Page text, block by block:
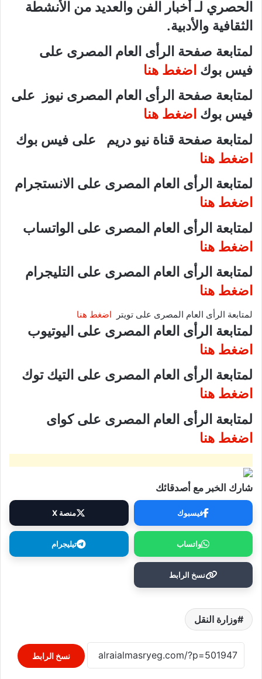
الحصري لـ أخبار الفن والعديد من الأنشطة
الثقافية والأدبية.
لمتابعة صفحة الرأى العام المصرى على
فيس بوك اضغط هنا
لمتابعة صفحة الرأى العام المصرى نيوز على
فيس بوك اضغط هنا
لمتابعة صفحة قناة نيو دريم على فيس بوك
اضغط هنا
لمتابعة الرأى العام المصرى على الانستجرام
اضغط هنا
لمتابعة الرأى العام المصرى على الواتساب
اضغط هنا
لمتابعة الرأى العام المصرى على التليجرام
اضغط هنا
لمتابعة الرأى العام المصرى على تويتر اضغط هنا
لمتابعة الرأى العام المصرى على اليوتيوب
اضغط هنا
لمتابعة الرأى العام المصرى على التيك توك
اضغط هنا
لمتابعة الرأى العام المصرى على كواى
اضغط هنا
شارك الخبر مع أصدقائك
فيسبوك منصة X
واتساب تيليجرام
نسخ الرابط
وزارة النقل
نسخ الرابط